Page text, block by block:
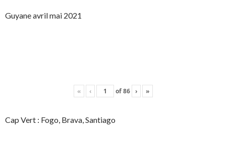
Guyane avril mai 2021
« ‹ of86 › »
Cap Vert : Fogo, Brava, Santiago